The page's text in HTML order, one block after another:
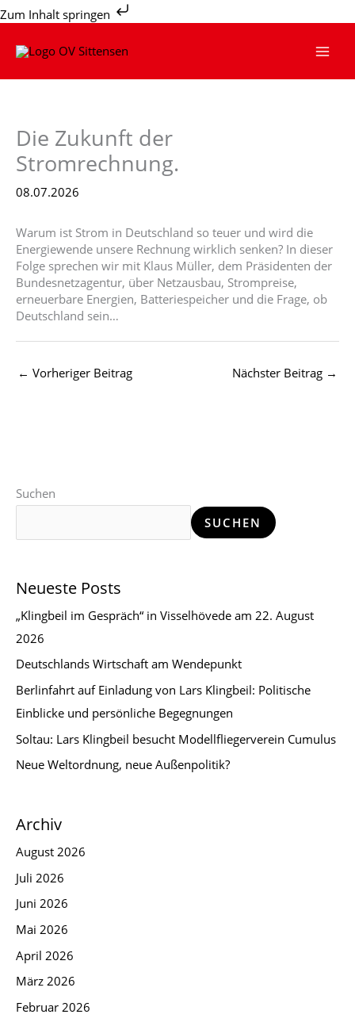
Zum Inhalt springen
Zum
Inhalt
Die Zukunft der
Stromrechnung.
08.07.2026
Warum ist Strom in Deutschland so teuer und wird die
Energiewende unsere Rechnung wirklich senken? In dieser
Folge sprechen wir mit Klaus Müller, dem Präsidenten der
Bundesnetzagentur, über Netzausbau, Strompreise,
erneuerbare Energien, Batteriespeicher und die Frage, ob
Deutschland sein…
← Vorheriger Beitrag Nächster Beitrag →
Suchen
SUCHEN
Neueste Posts
„Klingbeil im Gespräch“ in Visselhövede am 22. August
2026
Deutschlands Wirtschaft am Wendepunkt
Berlinfahrt auf Einladung von Lars Klingbeil: Politische
Einblicke und persönliche Begegnungen
Soltau: Lars Klingbeil besucht Modellfliegerverein Cumulus
Neue Weltordnung, neue Außenpolitik?
Archiv
August 2026
Juli 2026
Juni 2026
Mai 2026
April 2026
März 2026
Februar 2026